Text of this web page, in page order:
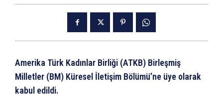
Amerika Türk Kadınlar Birliği (ATKB) Birleşmiş
Milletler (BM) Küresel İletişim Bölümü’ne üye olarak
kabul edildi.